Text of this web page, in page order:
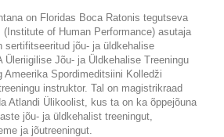
on Floridas Boca Ratonis tegutseva
(Institute of Human Performance) asutaja
sertifitseeritud jõu- ja üldkehalise
Üleriigilise Jõu- ja Üldkehalise Treeningu
Ameerika Spordimeditsiini Kolledži
instruktor. Tal on magistrikraad
Atlandi Ülikoolist, kus ta on ka õppejõuna
jõu- ja üldkehalist treeningut,
ja jõutreeningut.